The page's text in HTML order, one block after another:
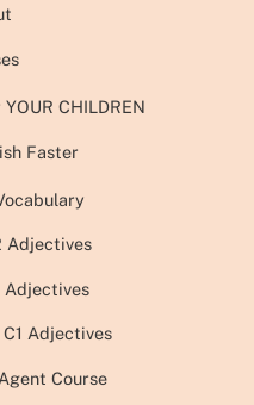
CHILDREN
Faster
Adjectives
Adjectives
Adjectives
Course